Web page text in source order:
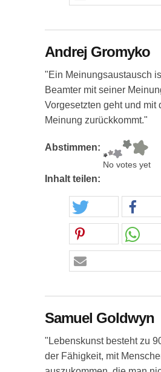
Andrej Gromyko
"Ein Meinungsaustausch
Beamter mit seiner
Vorgesetzten geht und mit
Meinung zurückkommt."
Abstimmen:
No votes yet
Inhalt teilen:
Samuel Goldwyn
"Lebenskunst besteht zu
der Fähigkeit, mit